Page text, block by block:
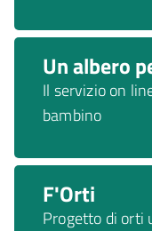
Un albero
Il servizio on
bambino
F'Orti
Progetto di orti